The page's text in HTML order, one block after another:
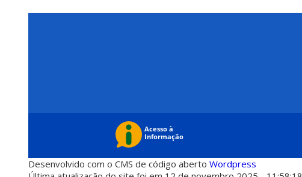
Desenvolvido com o CMS de código aberto Wordpress